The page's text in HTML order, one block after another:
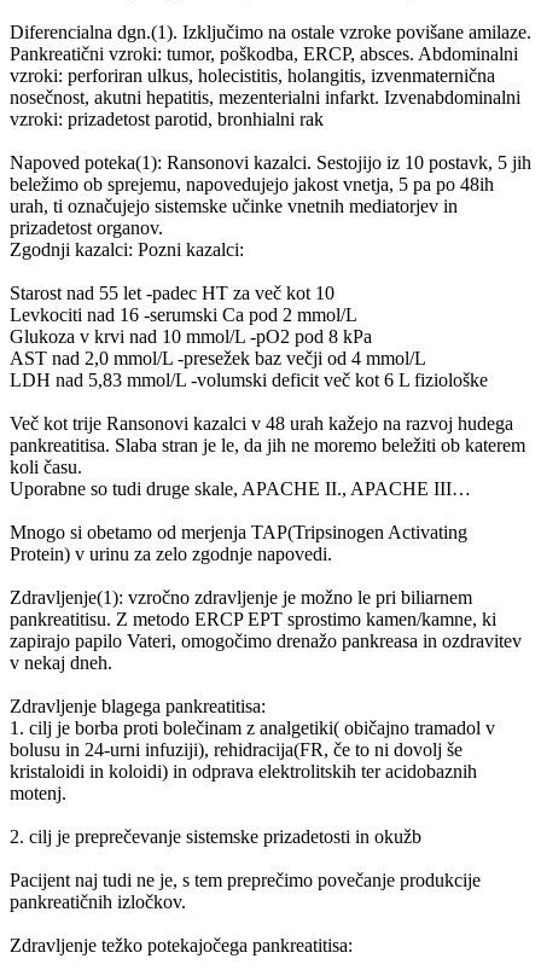
Diferencialna dgn.(1). Izključimo na ostale vzroke povišane amilaze.
Pankreatični vzroki: tumor, poškodba, ERCP, absces. Abdominalni
vzroki: perforiran ulkus, holecistitis, holangitis, izvenmaternična
nosečnost, akutni hepatitis, mezenterialni infarkt. Izvenabdominalni
vzroki: prizadetost parotid, bronhialni rak
Napoved poteka(1): Ransonovi kazalci. Sestojijo iz 10 postavk, 5 jih
beležimo ob sprejemu, napovedujejo jakost vnetja, 5 pa po 48ih
urah, ti označujejo sistemske učinke vnetnih mediatorjev in
prizadetost organov.
Zgodnji kazalci: Pozni kazalci:
Starost nad 55 let -padec HT za več kot 10
Levkociti nad 16 -serumski Ca pod 2 mmol/L
Glukoza v krvi nad 10 mmol/L -pO2 pod 8 kPa
AST nad 2,0 mmol/L -presežek baz večji od 4 mmol/L
LDH nad 5,83 mmol/L -volumski deficit več kot 6 L fiziološke
Več kot trije Ransonovi kazalci v 48 urah kažejo na razvoj hudega
pankreatitisa. Slaba stran je le, da jih ne moremo beležiti ob katerem
koli času.
Uporabne so tudi druge skale, APACHE II., APACHE III…
Mnogo si obetamo od merjenja TAP(Tripsinogen Activating
Protein) v urinu za zelo zgodnje napovedi.
Zdravljenje(1): vzročno zdravljenje je možno le pri biliarnem
pankreatitisu. Z metodo ERCP EPT sprostimo kamen/kamne, ki
zapirajo papilo Vateri, omogočimo drenažo pankreasa in ozdravitev
v nekaj dneh.
Zdravljenje blagega pankreatitisa:
1. cilj je borba proti bolečinam z analgetiki( običajno tramadol v
bolusu in 24-urni infuziji), rehidracija(FR, če to ni dovolj še
kristaloidi in koloidi) in odprava elektrolitskih ter acidobaznih
motenj.
2. cilj je preprečevanje sistemske prizadetosti in okužb
Pacijent naj tudi ne je, s tem preprečimo povečanje produkcije
pankreatičnih izločkov.
Zdravljenje težko potekajočega pankreatitisa: